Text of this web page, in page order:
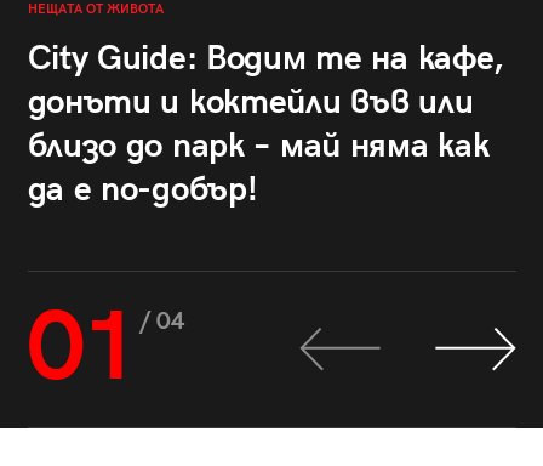
НЕЩАТА ОТ ЖИВОТА
City Guide: Водим те на кафе,
донъти и коктейли във или
близо до парк – май няма как
да е по-добър!
01 / 04